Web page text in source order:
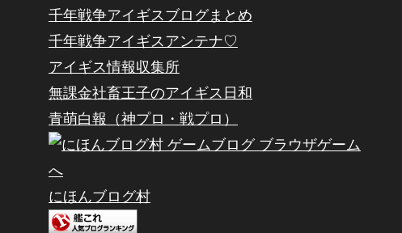
千年戦争アイギスブログまとめ
千年戦争アイギスアンテナ♡
アイギス情報収集所
無課金社畜王子のアイギス日和
青萌白報（神プロ・戦プロ）
にほんブログ村